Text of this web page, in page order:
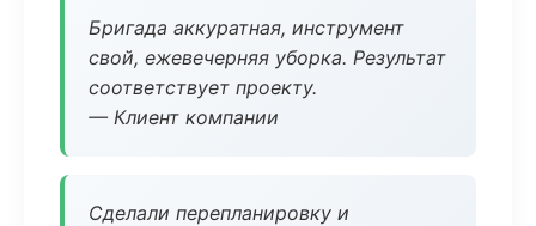
Бригада аккуратная, инструмент
свой, ежевечерняя уборка. Результат
соответствует проекту.
— Клиент компании
Сделали перепланировку и